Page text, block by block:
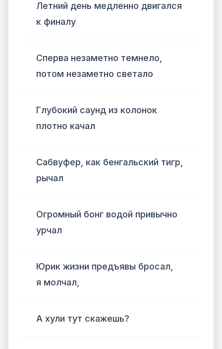
Летний день медленно двигался
к финалу
Сперва незаметно темнело,
потом незаметно светало
Глубокий саунд из колонок
плотно качал
Сабвуфер, как бенгальский тигр,
рычал
Огромный бонг водой привычно
урчал
Юрик жизни предъявы бросал,
я молчал,
А хули тут скажешь?